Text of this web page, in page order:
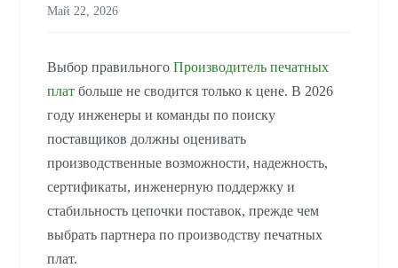
Май 22, 2026
Выбор правильного Производитель печатных
плат больше не сводится только к цене. В 2026
году инженеры и команды по поиску
поставщиков должны оценивать
производственные возможности, надежность,
сертификаты, инженерную поддержку и
стабильность цепочки поставок, прежде чем
выбрать партнера по производству печатных
плат.